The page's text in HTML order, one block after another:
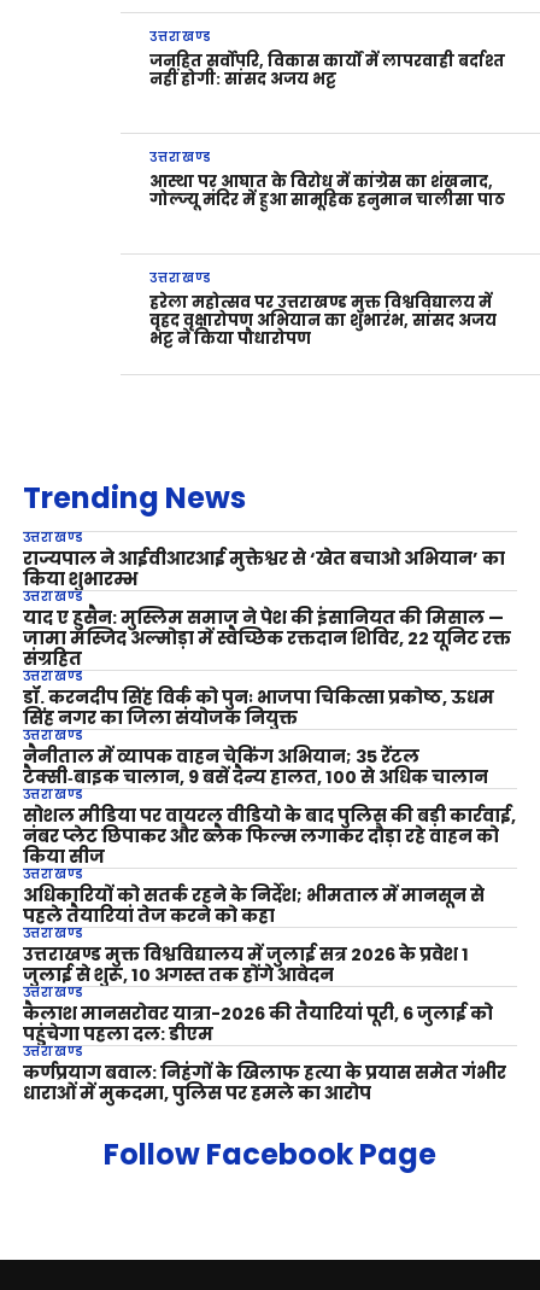
उत्तराखण्ड
जनहित सर्वोपरि, विकास कार्यों में लापरवाही बर्दाश्त
नहीं होगी: सांसद अजय भट्ट
उत्तराखण्ड
आस्था पर आघात के विरोध में कांग्रेस का शंखनाद,
गोल्ज्यू मंदिर में हुआ सामूहिक हनुमान चालीसा पाठ
उत्तराखण्ड
हरेला महोत्सव पर उत्तराखण्ड मुक्त विश्वविद्यालय में
वृहद वृक्षारोपण अभियान का शुभारंभ, सांसद अजय
भट्ट ने किया पौधारोपण
Trending News
उत्तराखण्ड
राज्यपाल ने आईवीआरआई मुक्तेश्वर से ‘खेत बचाओ अभियान’ का
किया शुभारम्भ
उत्तराखण्ड
याद ए हुसैन: मुस्लिम समाज ने पेश की इंसानियत की मिसाल —
जामा मस्जिद अल्मोड़ा में स्वैच्छिक रक्तदान शिविर, 22 यूनिट रक्त
संग्रहित
उत्तराखण्ड
डॉ. करनदीप सिंह विर्क को पुनः भाजपा चिकित्सा प्रकोष्ठ, ऊधम
सिंह नगर का जिला संयोजक नियुक्त
उत्तराखण्ड
नैनीताल में व्यापक वाहन चेकिंग अभियान; 35 रेंटल
टैक्सी‑बाइक चालान, 9 बसें दैन्य हालत, 100 से अधिक चालान
उत्तराखण्ड
सोशल मीडिया पर वायरल वीडियो के बाद पुलिस की बड़ी कार्रवाई,
नंबर प्लेट छिपाकर और ब्लैक फिल्म लगाकर दौड़ा रहे वाहन को
किया सीज
उत्तराखण्ड
अधिकारियों को सतर्क रहने के निर्देश; भीमताल में मानसून से
पहले तैयारियां तेज करने को कहा
उत्तराखण्ड
उत्तराखण्ड मुक्त विश्वविद्यालय में जुलाई सत्र 2026 के प्रवेश 1
जुलाई से शुरू, 10 अगस्त तक होंगे आवेदन
उत्तराखण्ड
कैलाश मानसरोवर यात्रा-2026 की तैयारियां पूरी, 6 जुलाई को
पहुंचेगा पहला दल: डीएम
उत्तराखण्ड
कर्णप्रयाग बवाल: निहंगों के खिलाफ हत्या के प्रयास समेत गंभीर
धाराओं में मुकदमा, पुलिस पर हमले का आरोप
Follow Facebook Page